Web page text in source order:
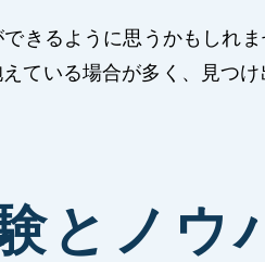
きるように思うかもしれま
ている場合が多く、見つけ
とノウ